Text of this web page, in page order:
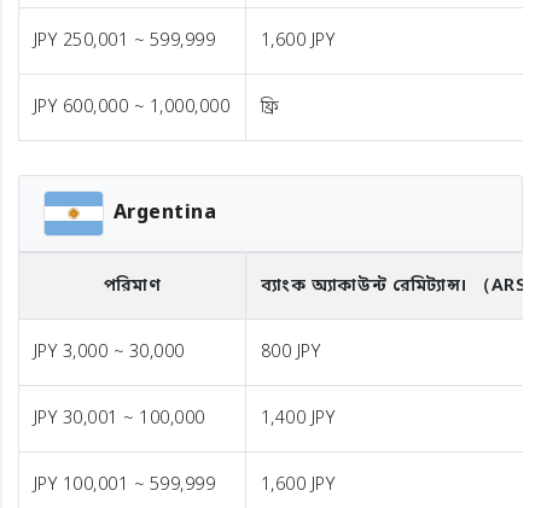
JPY 250,001 ~ 599,999 1,600 JPY
JPY 600,000 ~ 1,000,000 ফ্রি
Argentina
পরিমাণ ব্যাংক অ্যাকাউন্ট রেমিট্যান্স। （ARS
JPY 3,000 ~ 30,000 800 JPY
JPY 30,001 ~ 100,000 1,400 JPY
JPY 100,001 ~ 599,999 1,600 JPY